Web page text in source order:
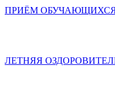
ПРИЁМ
ЛЕТНЯЯ